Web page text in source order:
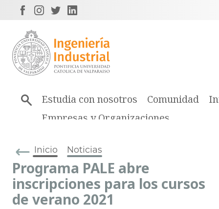
Estudia con nosotros Comunidad
Empresas y Organizaciones
Inicio Noticias
Programa PALE abre
inscripciones para los cursos
de verano 2021